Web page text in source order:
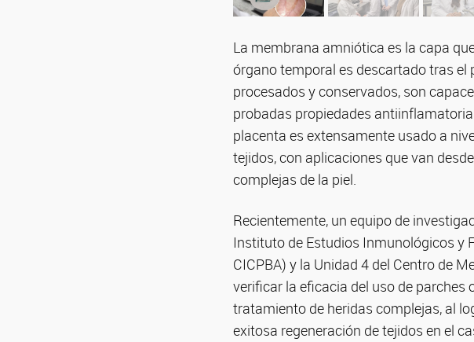
La membrana amniótica es la capa
órgano temporal es descartado tras el
procesados y conservados, son
probadas propiedades
placenta es extensamente usado a
tejidos, con aplicaciones que van
complejas de la piel.
Recientemente, un equipo de
Instituto de Estudios Inmunológicos y
CICPBA) y la Unidad 4 del Centro de
verificar la eficacia del uso de
tratamiento de heridas complejas, al
exitosa regeneración de tejidos en el